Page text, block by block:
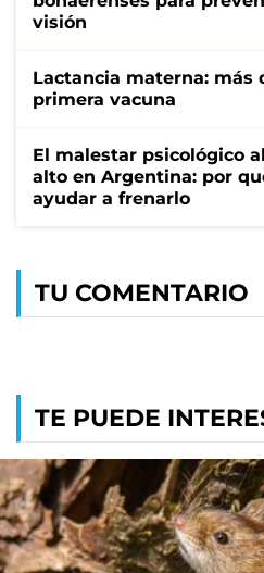
visión
Lactancia materna: más
primera vacuna
El malestar psicológico
alto en Argentina: por
ayudar a frenarlo
TU COMENTARIO
TE PUEDE